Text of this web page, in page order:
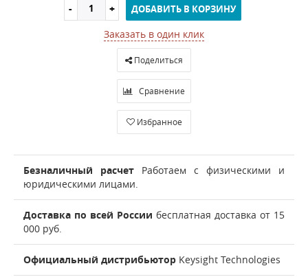
ДОБАВИТЬ В КОРЗИНУ
Заказать в один клик
Поделиться
Сравнение
Избранное
Безналичный расчет Работаем с физическими и
юридическими лицами.
Доставка по всей России бесплатная доставка от 15
000 руб.
Официальный дистрибьютор Keysight Technologies